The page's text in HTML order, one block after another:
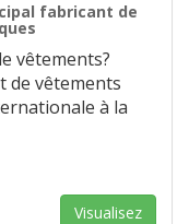
fabricant de
vêtements?
de vêtements
à la
Visualisez